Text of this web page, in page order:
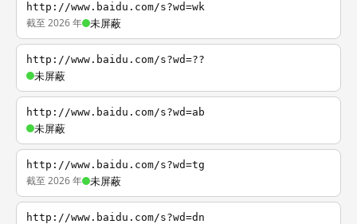
http://www.baidu.com/s?wd=wk
截至 2026 年 未屏蔽
http://www.baidu.com/s?wd=??
未屏蔽
http://www.baidu.com/s?wd=ab
未屏蔽
http://www.baidu.com/s?wd=tg
截至 2026 年 未屏蔽
http://www.baidu.com/s?wd=dn